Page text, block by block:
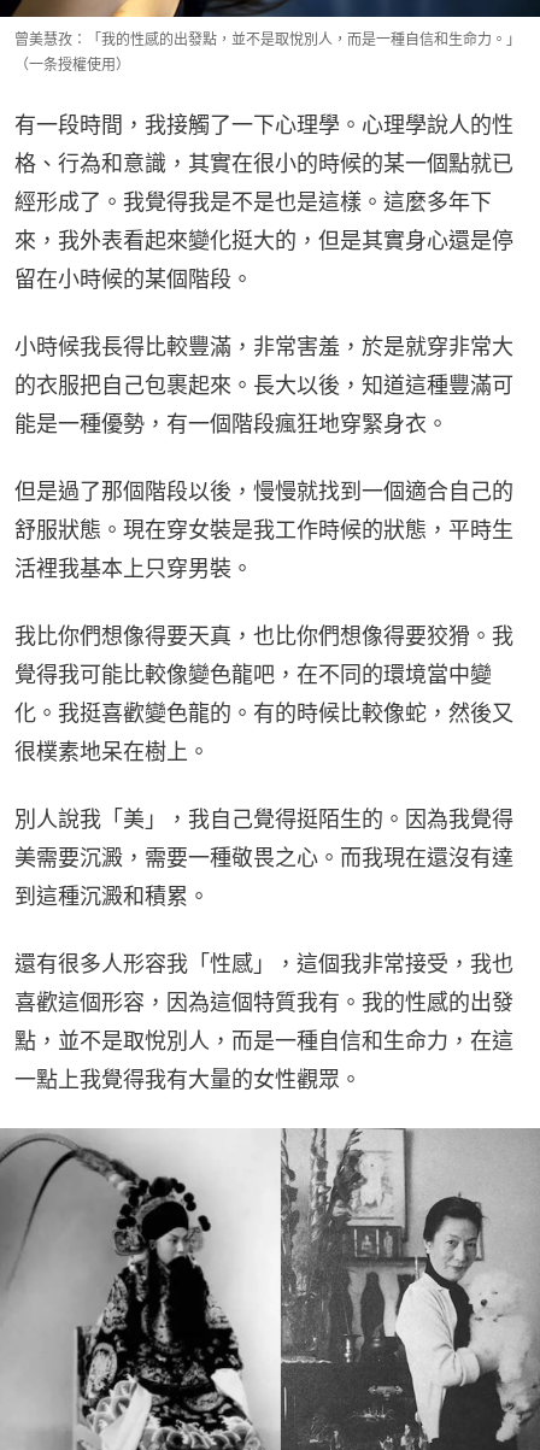
曾美慧孜：「我的性感的出發點，並不是取悅別人，而是一種自信和生命力。」
（一条授權使用）
有一段時間，我接觸了一下心理學。心理學說人的性
格、行為和意識，其實在很小的時候的某一個點就已
經形成了。我覺得我是不是也是這樣。這麼多年下
來，我外表看起來變化挺大的，但是其實身心還是停
留在小時候的某個階段。
小時候我長得比較豐滿，非常害羞，於是就穿非常大
的衣服把自己包裹起來。長大以後，知道這種豐滿可
能是一種優勢，有一個階段瘋狂地穿緊身衣。
但是過了那個階段以後，慢慢就找到一個適合自己的
舒服狀態。現在穿女裝是我工作時候的狀態，平時生
活裡我基本上只穿男裝。
我比你們想像得要天真，也比你們想像得要狡猾。我
覺得我可能比較像變色龍吧，在不同的環境當中變
化。我挺喜歡變色龍的。有的時候比較像蛇，然後又
很樸素地呆在樹上。
別人說我「美」，我自己覺得挺陌生的。因為我覺得
美需要沉澱，需要一種敬畏之心。而我現在還沒有達
到這種沉澱和積累。
還有很多人形容我「性感」，這個我非常接受，我也
喜歡這個形容，因為這個特質我有。我的性感的出發
點，並不是取悅別人，而是一種自信和生命力，在這
一點上我覺得我有大量的女性觀眾。